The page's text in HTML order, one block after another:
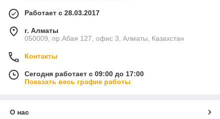
Работает с 28.03.2017
г. Алматы
050009, пр.Абая 127, офис 3, Алматы, Казахстан
Контакты
Сегодня работает с 09:00 до 17:00
Показать весь график работы
О нас